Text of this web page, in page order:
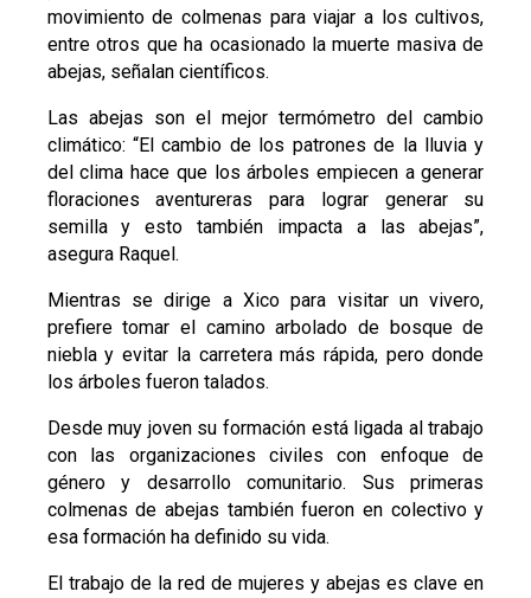
movimiento de colmenas para viajar a los cultivos,
entre otros que ha ocasionado la muerte masiva de
abejas, señalan científicos.
Las abejas son el mejor termómetro del cambio
climático: “El cambio de los patrones de la lluvia y
del clima hace que los árboles empiecen a generar
floraciones aventureras para lograr generar su
semilla y esto también impacta a las abejas”,
asegura Raquel.
Mientras se dirige a Xico para visitar un vivero,
prefiere tomar el camino arbolado de bosque de
niebla y evitar la carretera más rápida, pero donde
los árboles fueron talados.
Desde muy joven su formación está ligada al trabajo
con las organizaciones civiles con enfoque de
género y desarrollo comunitario. Sus primeras
colmenas de abejas también fueron en colectivo y
esa formación ha definido su vida.
El trabajo de la red de mujeres y abejas es clave en